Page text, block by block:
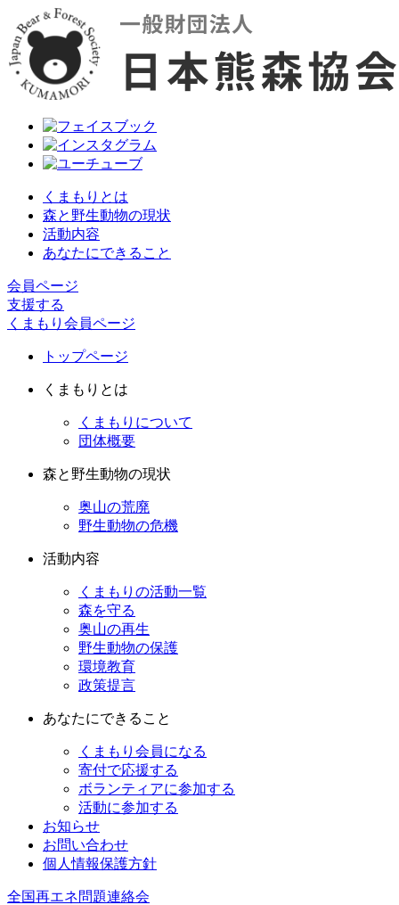
くまもりとは
森と野生動物の現状
活動内容
あなたにできること
会員ページ
支援する
くまもり会員ページ
トップページ
くまもりとは
くまもりについて
団体概要
森と野生動物の現状
奥山の荒廃
野生動物の危機
活動内容
くまもりの活動一覧
森を守る
奥山の再生
野生動物の保護
環境教育
政策提言
あなたにできること
くまもり会員になる
寄付で応援する
ボランティアに参加する
活動に参加する
お知らせ
お問い合わせ
個人情報保護方針
全国再エネ問題連絡会